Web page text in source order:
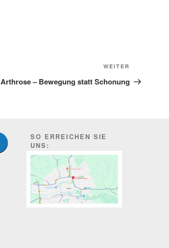
Beitrag
WEITER
Arthrose – Bewegung statt Schonung
SO ERREICHEN SIE
UNS: